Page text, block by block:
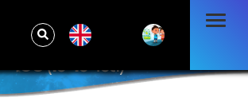
IOS (ไอ-โอ-เอส)